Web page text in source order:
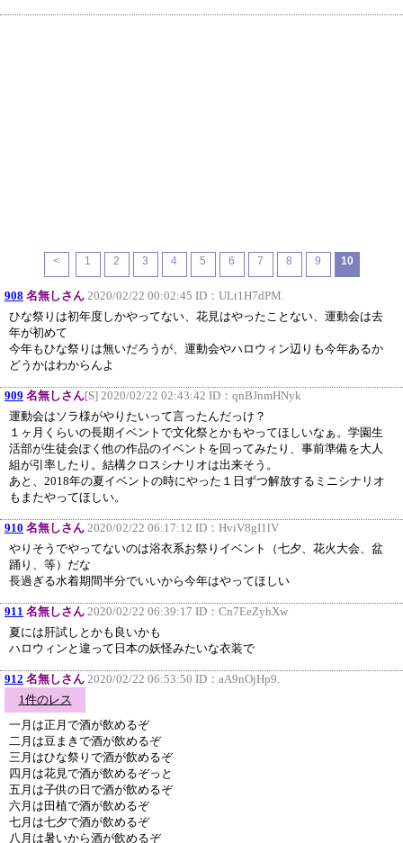
< 1 2 3 4 5 6 7 8 9 10
908 名無しさん 2020/02/22 00:02:45 ID： ULt1H7dPM.
ひな祭りは初年度しかやってない、花見はやったことない、運動会は去
年が初めて
今年もひな祭りは無いだろうが、運動会やハロウィン辺りも今年あるか
どうかはわからんよ
909 名無しさん[S] 2020/02/22 02:43:42 ID： qnBJnmHNyk
運動会はソラ様がやりたいって言ったんだっけ？
１ヶ月くらいの長期イベントで文化祭とかもやってほしいなぁ。学園生
活部が生徒会ぽく他の作品のイベントを回ってみたり、事前準備を大人
組が引率したり。結構クロスシナリオは出来そう。
あと、2018年の夏イベントの時にやった１日ずつ解放するミニシナリオ
もまたやってほしい。
910 名無しさん 2020/02/22 06:17:12 ID： HviV8gI1lV
やりそうでやってないのは浴衣系お祭りイベント（七夕、花火大会、盆
踊り、等）だな
長過ぎる水着期間半分でいいから今年はやってほしい
911 名無しさん 2020/02/22 06:39:17 ID： Cn7EeZyhXw
夏には肝試しとかも良いかも
ハロウィンと違って日本の妖怪みたいな衣装で
912 名無しさん 2020/02/22 06:53:50 ID： aA9nOjHp9.
1件のレス
一月は正月で酒が飲めるぞ
二月は豆まきで酒が飲めるぞ
三月はひな祭りで酒が飲めるぞ
四月は花見で酒が飲めるぞっと
五月は子供の日で酒が飲めるぞ
六月は田植で酒が飲めるぞ
七月は七夕で酒が飲めるぞ
八月は暑いから酒が飲めるぞ